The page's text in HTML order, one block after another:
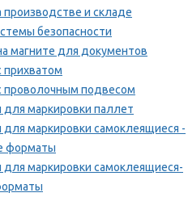
производстве и складе
безопасности
магните для документов
прихватом
проволочным подвесом
для маркировки паллет
для маркировки самоклеящиеся -
форматы
для маркировки самоклеящиеся-